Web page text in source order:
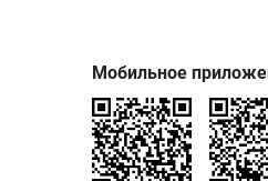
Мобильное